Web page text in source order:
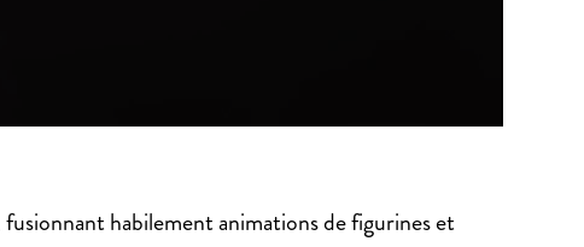
habilement animations de figurines et